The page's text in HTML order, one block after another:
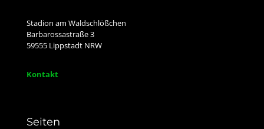
Stadion am Waldschlößchen
Barbarossastraße 3
59555 Lippstadt NRW
Kontakt
Seiten